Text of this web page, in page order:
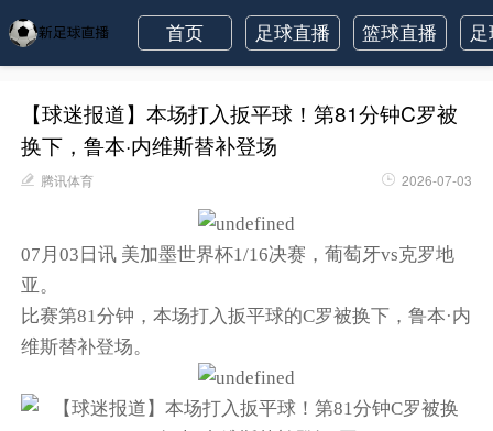
首页 足球直播 篮球直播
【球迷报道】本场打入扳平球！第81分钟C罗被
换下，鲁本·内维斯替补登场
腾讯体育 2026-07-03
07月03日讯 美加墨世界杯1/16决赛，葡萄牙vs克罗地
亚。
比赛第81分钟，本场打入扳平球的C罗被换下，鲁本·内
维斯替补登场。